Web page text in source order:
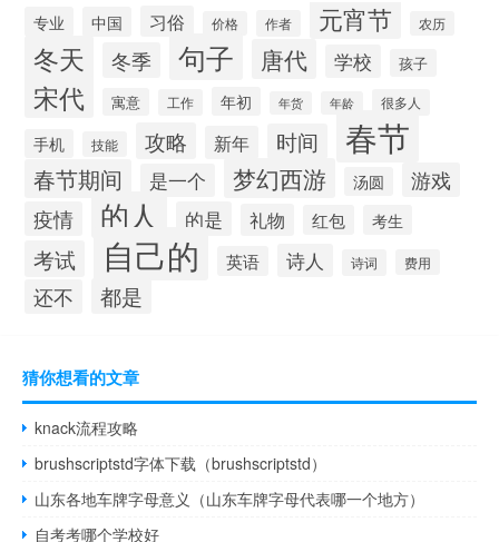
专业 中国 习俗 价格 作者 元宵节 农历
冬天 冬季 句子 唐代 学校 孩子
宋代 寓意 工作 年初 年货 年龄 很多人
手机 技能 攻略 新年 时间 春节
春节期间 是一个 梦幻西游 汤圆
游戏
疫情
的人 的是 礼物 红包 考生
考试 自己的 英语 诗人 诗词 费用
还不 都是
猜你想看的文章
knack流程攻略
brushscriptstd字体下载（brushscriptstd）
山东各地车牌字母意义（山东车牌字母代表哪一个地方）
自考考哪个学校好